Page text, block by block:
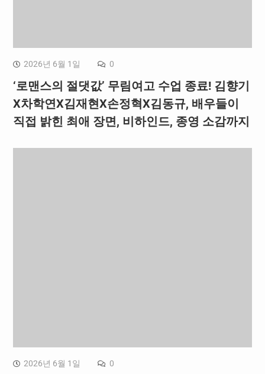
2026년 6월 1일 0
‘로맨스의 절댓값’ 무림여고 수업 종료! 김향기
X차학연X김재현X손정혁X김동규, 배우들이
직접 밝힌 최애 장면, 비하인드, 종영 소감까지
2026년 6월 1일 0